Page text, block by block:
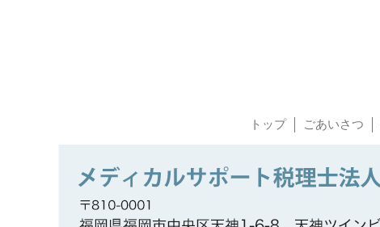
トップ ごあいさつ